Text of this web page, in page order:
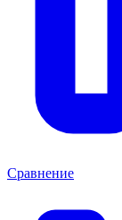
Сравнение